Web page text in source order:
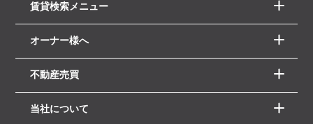
賃貸検索メニュー
オーナー様へ
不動産売買
当社について